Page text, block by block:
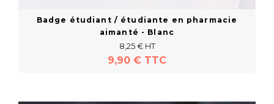
Badge étudiant / étudiante en pharmacie
aimanté - Blanc
8,25 € HT
9,90 € TTC